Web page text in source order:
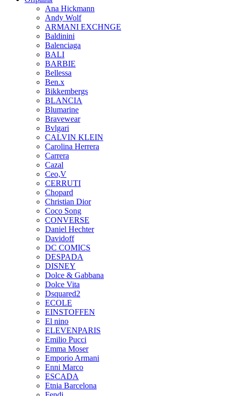
Ana Hickmann
Andy Wolf
ARMANI EXCHNGE
Baldinini
Balenciaga
BALI
BARBIE
Bellessa
Ben.x
Bikkembergs
BLANCIA
Blumarine
Bravewear
Bvlgari
CALVIN KLEIN
Carolina Herrera
Carrera
Cazal
Ceo,V
CERRUTI
Chopard
Christian Dior
Coco Song
CONVERSE
Daniel Hechter
Davidoff
DC COMICS
DESPADA
DISNEY
Dolce & Gabbana
Dolce Vita
Dsquared2
ECOLE
EINSTOFFEN
El nino
ELEVENPARIS
Emilio Pucci
Emma Moser
Emporio Armani
Enni Marco
ESCADA
Etnia Barcelona